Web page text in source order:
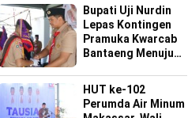
Bupati Uji Nurdin
Lepas Kontingen
Pramuka Kwarcab
Bantaeng Menuju
HUT ke-102
Perumda Air Minum